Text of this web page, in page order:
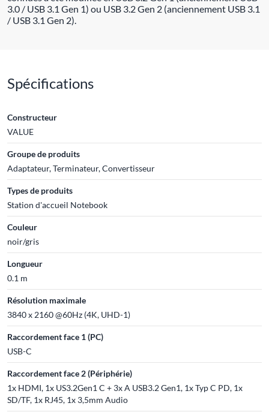
3.0 / USB 3.1 Gen 1) ou USB 3.2 Gen 2 (anciennement USB 3.1
/ USB 3.1 Gen 2).
Spécifications
Constructeur
VALUE
Groupe de produits
Adaptateur, Terminateur, Convertisseur
Types de produits
Station d'accueil Notebook
Couleur
noir/gris
Longueur
0.1 m
Résolution maximale
3840 x 2160 @60Hz (4K, UHD-1)
Raccordement face 1 (PC)
USB-C
Raccordement face 2 (Périphérie)
1x HDMI, 1x US3.2Gen1 C + 3x A USB3.2 Gen1, 1x Typ C PD, 1x
SD/TF, 1x RJ45, 1x 3,5mm Audio